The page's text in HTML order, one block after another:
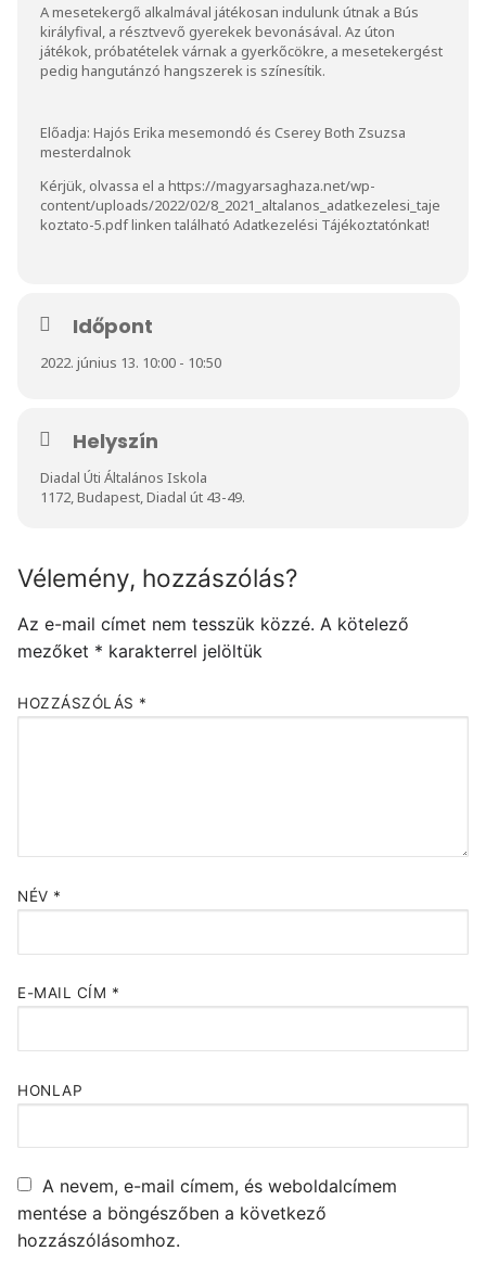
A mesetekergő alkalmával játékosan indulunk útnak a Bús
királyfival, a résztvevő gyerekek bevonásával. Az úton
játékok, próbatételek várnak a gyerkőcökre, a mesetekergést
pedig hangutánzó hangszerek is színesítik.
Előadja: Hajós Erika mesemondó és Cserey Both Zsuzsa
mesterdalnok
Kérjük, olvassa el a https://magyarsaghaza.net/wp-
content/uploads/2022/02/8_2021_altalanos_adatkezelesi_taje
koztato-5.pdflinken található Adatkezelési Tájékoztatónkat!
Időpont
2022. június 13. 10:00 - 10:50
Helyszín
Diadal Úti Általános Iskola
1172, Budapest, Diadal út 43-49.
Vélemény, hozzászólás?
Az e-mail címet nem tesszük közzé. A kötelező
mezőket * karakterrel jelöltük
HOZZÁSZÓLÁS *
NÉV *
E-MAIL CÍM *
HONLAP
A nevem, e-mail címem, és weboldalcímem
mentése a böngészőben a következő
hozzászólásomhoz.